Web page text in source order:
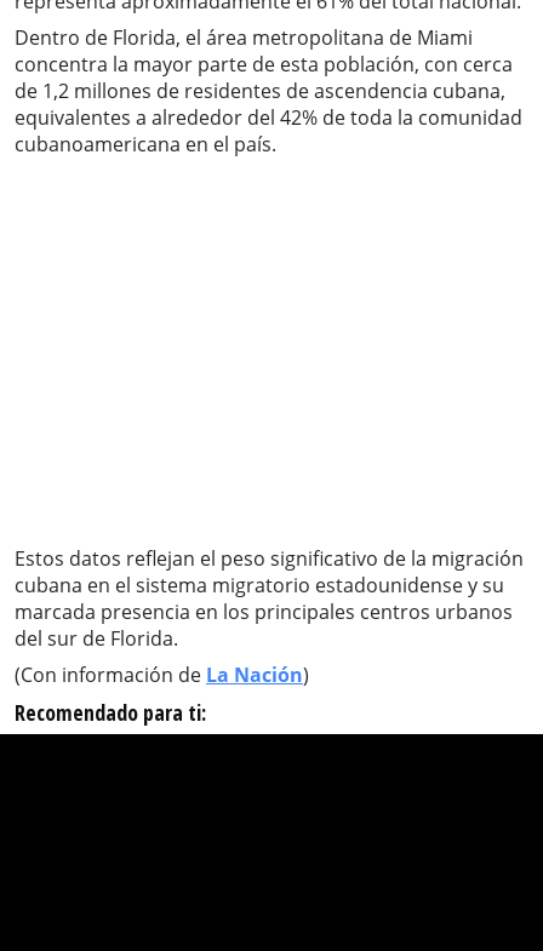
Dentro de Florida, el área metropolitana de Miami
concentra la mayor parte de esta población, con cerca
de 1,2 millones de residentes de ascendencia cubana,
equivalentes a alrededor del 42% de toda la comunidad
cubanoamericana en el país.
Estos datos reflejan el peso significativo de la migración
cubana en el sistema migratorio estadounidense y su
marcada presencia en los principales centros urbanos
del sur de Florida.
(Con información de La Nación)
Recomendado para ti: